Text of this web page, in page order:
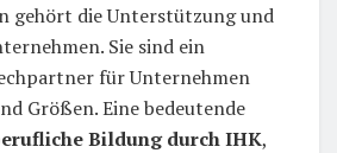
gehört die Unterstützung und
Sie sind ein
für Unternehmen
Größen. Eine bedeutende
Bildung durch IHK,